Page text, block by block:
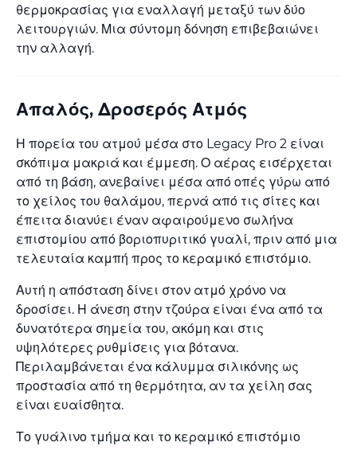
θερμοκρασίας για εναλλαγή μεταξύ των δύο
λειτουργιών. Μια σύντομη δόνηση επιβεβαιώνει
την αλλαγή.
Απαλός, Δροσερός Ατμός
Η πορεία του ατμού μέσα στο Legacy Pro 2 είναι
σκόπιμα μακριά και έμμεση. Ο αέρας εισέρχεται
από τη βάση, ανεβαίνει μέσα από οπές γύρω από
το χείλος του θαλάμου, περνά από τις σίτες και
έπειτα διανύει έναν αφαιρούμενο σωλήνα
επιστομίου από βοριοπυριτικό γυαλί, πριν από μια
τελευταία καμπή προς το κεραμικό επιστόμιο.
Αυτή η απόσταση δίνει στον ατμό χρόνο να
δροσίσει. Η άνεση στην τζούρα είναι ένα από τα
δυνατότερα σημεία του, ακόμη και στις
υψηλότερες ρυθμίσεις για βότανα.
Περιλαμβάνεται ένα κάλυμμα σιλικόνης ως
προστασία από τη θερμότητα, αν τα χείλη σας
είναι ευαίσθητα.
Το γυάλινο τμήμα και το κεραμικό επιστόμιο